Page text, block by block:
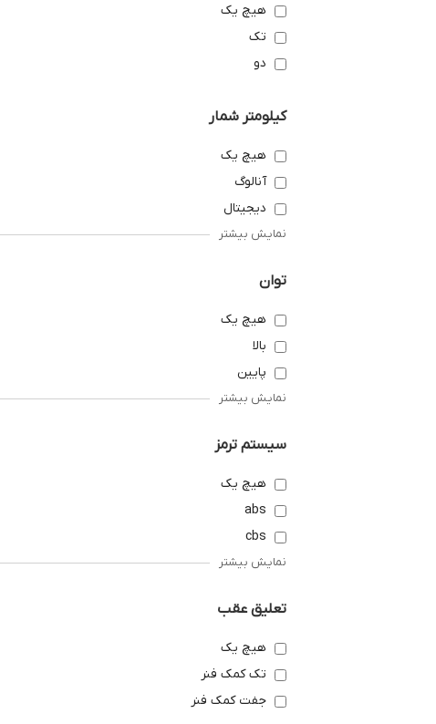
هیچ یک
تک
دو
کیلومتر شمار
هیچ یک
آنالوگ
دیجیتال
نمایش بیشتر
توان
هیچ یک
بالا
پایین
نمایش بیشتر
سیستم ترمز
هیچ یک
abs
cbs
نمایش بیشتر
تعلیق عقب
هیچ یک
تک کمک فنر
جفت کمک فنر